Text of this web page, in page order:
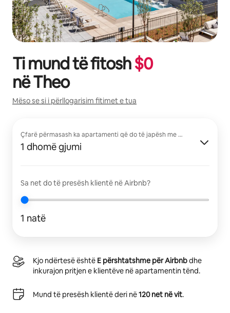
Ti mund të fitosh$0
nëTheo
Mëso se si i përllogarisim fitimet e tua
Çfarë përmasash ka apartamenti që do të japësh me qira?
1 dhomë gjumi
Sa net do të presësh klientë në Airbnb?
1 natë
Kjo ndërtesë është E përshtatshme për Airbnbdhe
inkurajon pritjen e klientëve në apartamentin tënd.
Mund të presësh klientë deri në120 net në vit.